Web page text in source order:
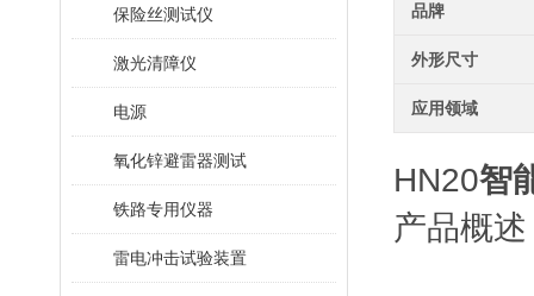
保险丝测试仪
激光清障仪
电源
氧化锌避雷器测试
铁路专用仪器
雷电冲击试验装置
品牌
外形尺寸
应用领域
HN20智
产品概